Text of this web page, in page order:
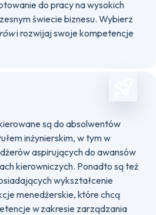
do pracy na wysokich
świecie biznesu. Wybierz
i rozwijaj swoje kompetencje
są do absolwentów
inżynierskim, w tym w
aspirujących do awansów
kierowniczych. Ponadto są też
wykształcenie
menedżerskie, które chcą
w zakresie zarządzania